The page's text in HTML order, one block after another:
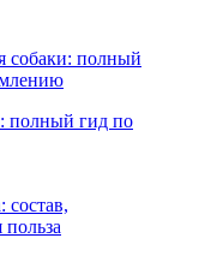
полный гид по